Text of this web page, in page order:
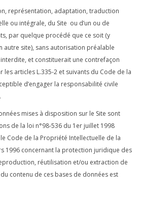
représentation, adaptation, traduction
ou intégrale, du Site ou d’un ou de
par quelque procédé que ce soit (y
autre site), sans autorisation préalable
et constituerait une contrefaçon
articles L.335-2 et suivants du Code de la
d’engager la responsabilité civile
mises à disposition sur le Site sont
de la loi n°98-536 du 1er juillet 1998
Code de la Propriété Intellectuelle de la
1996 concernant la protection juridique des
réutilisation et/ou extraction de
contenu de ces bases de données est